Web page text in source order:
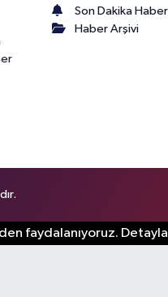
Son Dakika
Haber Arşivi
faydalanıyoruz.